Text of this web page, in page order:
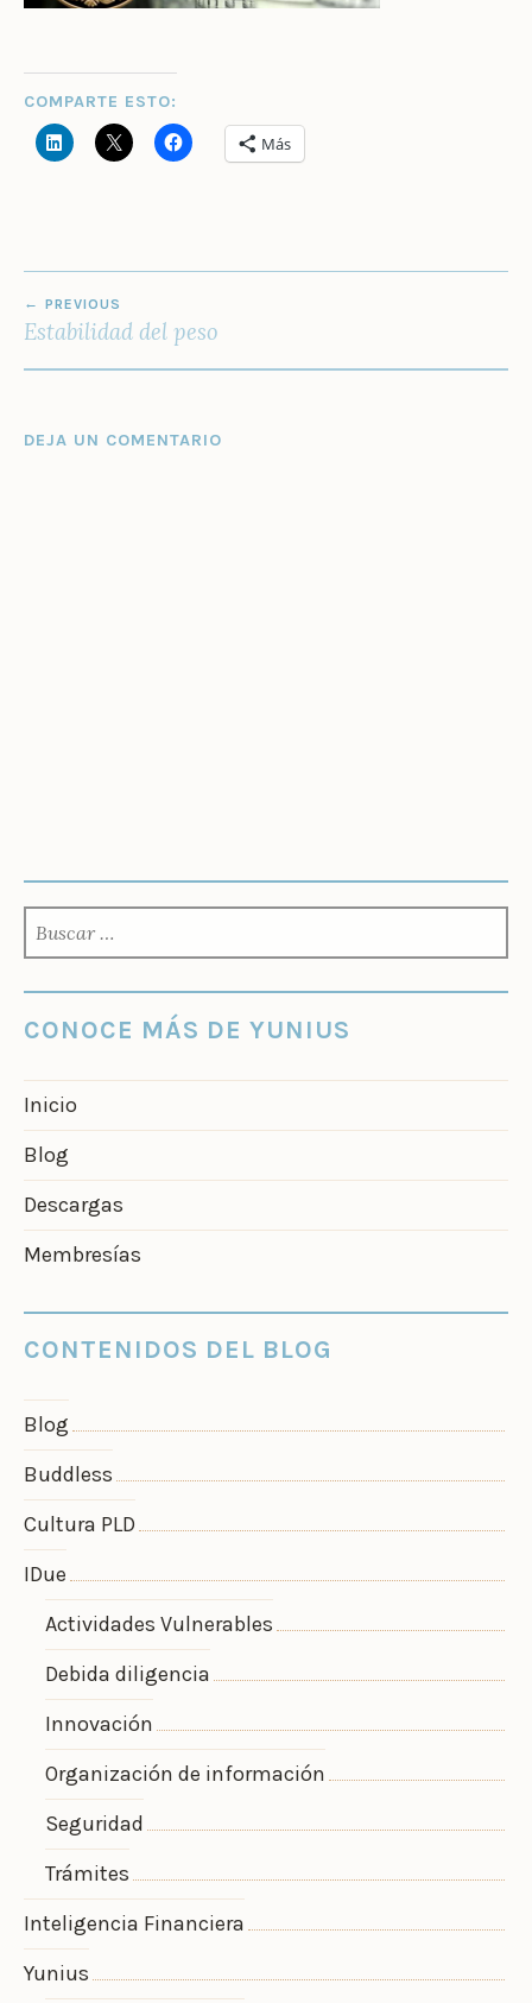
COMPARTE ESTO:
Más
DE
PREVIOUS
Estabilidad del peso
DEJA UN COMENTARIO
CONOCE MÁS DE YUNIUS
Inicio
Blog
Descargas
Membresías
CONTENIDOS DEL BLOG
Blog
Buddless
Cultura PLD
IDue
Actividades Vulnerables
Debida diligencia
Innovación
Organización de información
Seguridad
Trámites
Inteligencia Financiera
Yunius